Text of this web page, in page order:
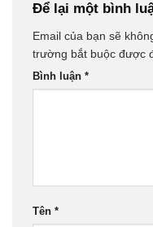
Để lại một bình
Email của bạn sẽ
trường bắt buộc được
Bình luận *
Tên *